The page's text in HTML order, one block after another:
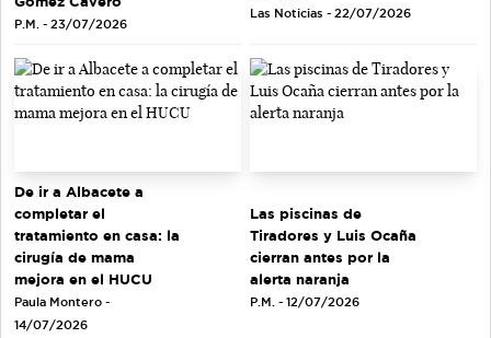
P.M. - 23/07/2026
Las Noticias - 22/07/2026
De ir a Albacete a
completar el
tratamiento en casa: la
cirugía de mama
mejora en el HUCU
Paula Montero -
14/07/2026
Las piscinas de
Tiradores y Luis Ocaña
cierran antes por la
alerta naranja
P.M. - 12/07/2026